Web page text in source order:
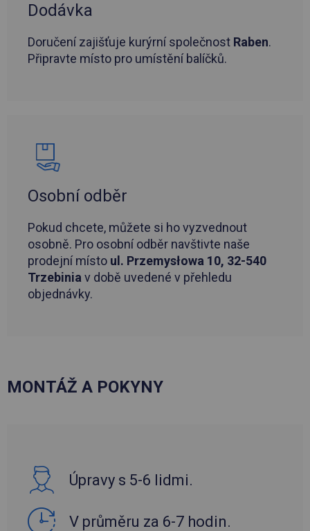
Dodávka
Doručení zajišťuje kurýrní společnost Raben.
Připravte místo pro umístění balíčků.
Osobní odběr
Pokud chcete, můžete si ho vyzvednout
osobně. Pro osobní odběr navštivte naše
prodejní místo ul. Przemysłowa 10, 32-540
Trzebiniav době uvedené v přehledu
objednávky.
MONTÁŽ A POKYNY
Úpravy s 5-6 lidmi.
V průměru za 6-7 hodin.